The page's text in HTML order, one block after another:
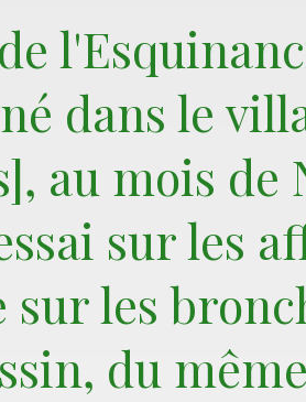
dans le
au mois de
sur les
les
du